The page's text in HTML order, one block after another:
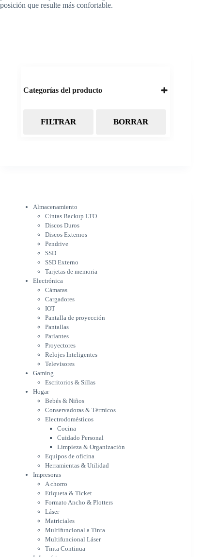
posición que resulte más confortable.
Categorías del producto
Almacenamiento
Cámaras
Cargadores
IOT
Pantalla de proyección
Pantallas
Parlantes
Proyectores
Relojes Inteligentes
Televisores
Gaming
Escritorios & Sillas
Hogar
Bebés & Niños
Conservadoras & Térmicos
Electrodomésticos
Cocina
Cuidado Personal
Limpieza & Organización
Equipos de oficina
Herramientas & Utilidad
Impresoras
A chorro
Etiqueta & Ticket
Formato Ancho & Plotters
Láser
Matriciales
Multifuncional a Tinta
Multifuncional Láser
Tinta Continua
Informática
Accesorios Varios
Adaptadores & Cables
Auriculares
Escáner
Estuches & Mochilas
Gavetas para unidades de
FILTRAR BORRAR
Almacenamiento
Cintas Backup LTO
Discos Duros
Discos Externos
Pendrive
SSD
SSD Externo
Tarjetas de memoria
Electrónica
Cámaras
Cargadores
IOT
Pantalla de proyección
Pantallas
Parlantes
Proyectores
Relojes Inteligentes
Televisores
Gaming
Escritorios & Sillas
Hogar
Bebés & Niños
Conservadoras & Térmicos
Electrodomésticos
Cocina
Cuidado Personal
Limpieza & Organización
Equipos de oficina
Herramientas & Utilidad
Impresoras
A chorro
Etiqueta & Ticket
Formato Ancho & Plotters
Láser
Matriciales
Multifuncional a Tinta
Multifuncional Láser
Tinta Continua